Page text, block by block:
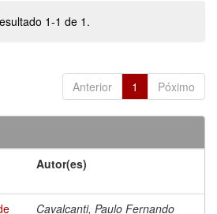
1-1 de 1.
Anterior 1 Póximo
Autor(es)
Cavalcanti, Paulo Fernando